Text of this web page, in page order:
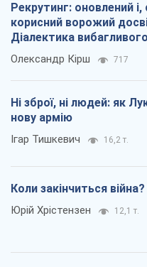
Рекрутинг: оновлений
корисний ворожий
Діалектика
Олександр Кірш 717
Ні зброї, ні людей: як
нову армію
Ігар Тишкевич 16,2 т.
Коли закінчиться війна?
Юрій Хрістензен 12,1 т.